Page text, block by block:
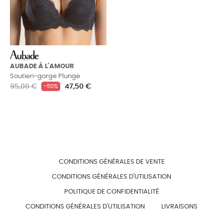
AUBADE À L'AMOUR
Soutien-gorge Plunge
Prix
95,00 € -50% Prix
47,50 €
CONDITIONS GÉNÉRALES DE VENTE
CONDITIONS GÉNÉRALES D'UTILISATION
POLITIQUE DE CONFIDENTIALITÉ
CONDITIONS GÉNÉRALES D'UTILISATION LIVRAISONS